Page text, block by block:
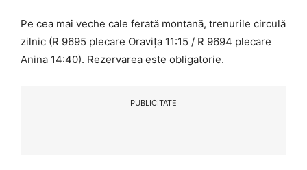
Pe cea mai veche cale ferată montană, trenurile circulă
zilnic (R 9695 plecare Oravița 11:15 / R 9694 plecare
Anina 14:40). Rezervarea este obligatorie.
PUBLICITATE